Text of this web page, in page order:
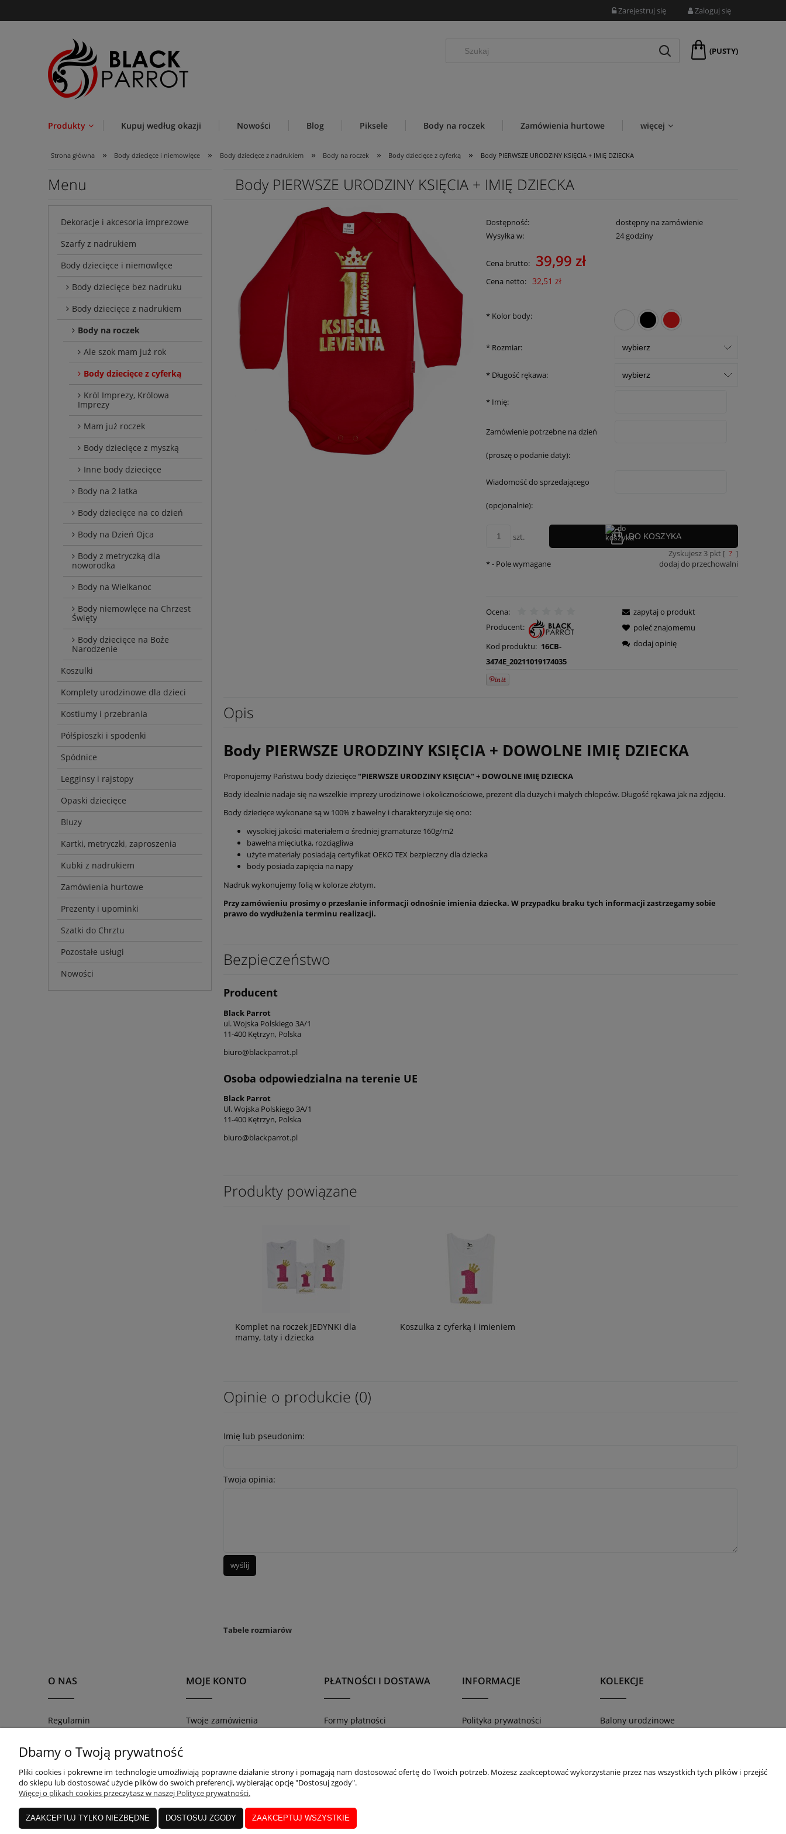
Zarejestruj się Zaloguj się
(PUSTY)
Produkty Kupuj według okazji Nowości Blog Piksele Body na roczek Zamówienia hurtowe więcej
Strona główna » Body dziecięce i niemowlęce » Body dziecięce z nadrukiem » Body na roczek » Body dziecięce z cyferką » Body PIERWSZE URODZINY KSIĘCIA + IMIĘ DZIECKA
Menu
Dekoracje i akcesoria imprezowe
Szarfy z nadrukiem
Body dziecięce i niemowlęce
Body dziecięce bez nadruku
Body dziecięce z nadrukiem
Body na roczek
Ale szok mam już rok
Body dziecięce z cyferką
Król Imprezy, Królowa
Imprezy
Mam już roczek
Body dziecięce z myszką
Inne body dziecięce
Body na 2 latka
Body dziecięce na co dzień
Body na Dzień Ojca
Body z metryczką dla
noworodka
Body na Wielkanoc
Body niemowlęce na Chrzest
Święty
Body dziecięce na Boże
Narodzenie
Koszulki
Komplety urodzinowe dla dzieci
Kostiumy i przebrania
Półśpioszki i spodenki
Spódnice
Legginsy i rajstopy
Opaski dziecięce
Bluzy
Kartki, metryczki, zaproszenia
Kubki z nadrukiem
Zamówienia hurtowe
Prezenty i upominki
Szatki do Chrztu
Pozostałe usługi
Nowości
Body PIERWSZE URODZINY KSIĘCIA + IMIĘ DZIECKA
Dostępność:
dostępny na zamówienie
Wysyłka w:
24 godziny
Cena brutto: 39,99 zł
Cena netto: 32,51 zł
* Kolor body:
* Rozmiar:
* Długość rękawa:
* Imię:
Zamówienie potrzebne na dzień
(proszę o podanie daty):
Wiadomość do sprzedającego
(opcjonalnie):
szt. DO KOSZYKA
Zyskujesz 3pkt [ ? ]
dodaj do przechowalni
*- Pole wymagane
Ocena:
Producent:
Kod produktu: 16CB-
3474E_20211019174035
zapytaj o produkt
poleć znajomemu
dodaj opinię
Opis
Body PIERWSZE URODZINY KSIĘCIA + DOWOLNE IMIĘ DZIECKA
Proponujemy Państwu body dziecięce "PIERWSZE URODZINY KSIĘCIA" + DOWOLNE IMIĘ DZIECKA
Body idealnie nadaje się na wszelkie imprezy urodzinowe i okolicznościowe, prezent dla dużych i małych chłopców. Długość rękawa jak na zdjęciu.
Body dziecięce wykonane są w 100% z bawełny i charakteryzuje się ono:
wysokiej jakości materiałem o średniej gramaturze 160g/m2
bawełna mięciutka, rozciągliwa
użyte materiały posiadają certyfikat OEKO TEX bezpieczny dla dziecka
body posiada zapięcia na napy
Nadruk wykonujemy folią w kolorze złotym.
Przy zamówieniu prosimy o przesłanie informacji odnośnie imienia dziecka. W przypadku braku tych informacji zastrzegamy sobie
prawo do wydłużenia terminu realizacji.
Bezpieczeństwo
Producent
Black Parrot
ul. Wojska Polskiego 3A/1
11-400 Kętrzyn, Polska
biuro@blackparrot.pl
Osoba odpowiedzialna na terenie UE
Black Parrot
Ul. Wojska Polskiego 3A/1
11-400 Kętrzyn, Polska
biuro@blackparrot.pl
Produkty powiązane
Komplet na roczek JEDYNKI dla
mamy, taty i dziecka
Koszulka z cyferką i imieniem
Opinie o produkcie (0)
Imię lub pseudonim:
Twoja opinia:
wyślij
Tabele rozmiarów
O NAS
Regulamin
Kontakt
MOJE KONTO
Twoje zamówienia
PŁATNOŚCI I DOSTAWA
Formy płatności
INFORMACJE
Polityka prywatności
KOLEKCJE
Balony urodzinowe
Dbamy o Twoją prywatność
Pliki cookies i pokrewne im technologie umożliwiają poprawne działanie strony i pomagają nam dostosować ofertę do Twoich potrzeb. Możesz zaakceptować wykorzystanie przez nas wszystkich tych plików i przejść
do sklepu lub dostosować użycie plików do swoich preferencji, wybierając opcję "Dostosuj zgody".
Więcej o plikach cookies przeczytasz w naszej Polityce prywatności.
ZAAKCEPTUJ TYLKO NIEZBĘDNE DOSTOSUJ ZGODY ZAAKCEPTUJ WSZYSTKIE